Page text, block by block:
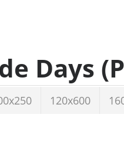
Days
120x600